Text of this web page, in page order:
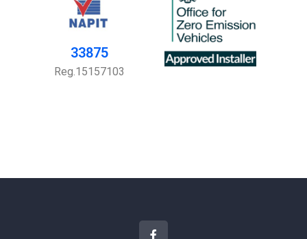
33875
Reg.15157103